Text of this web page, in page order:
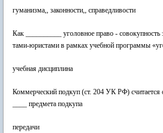
гуманизма,, законности,, справедливости
Как __________ уголовное право - совокупность
тами-юристами в рамках учебной программы
учебная дисциплина
Коммерческий подкуп (ст. 204 УК РФ) считается
____ предмета подкупа
передачи